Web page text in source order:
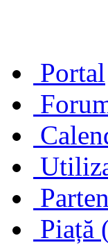
Portal
Piață